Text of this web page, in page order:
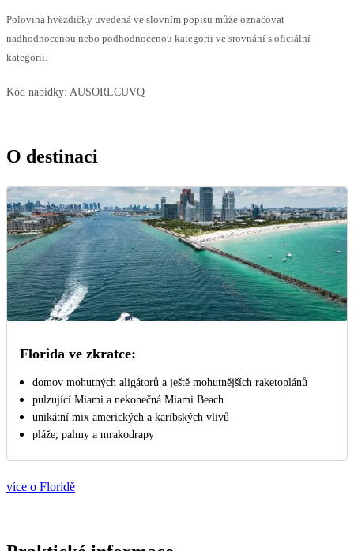
Polovina hvězdičky uvedená ve slovním popisu může označovat
nadhodnocenou nebo podhodnocenou kategorii ve srovnání s oficiální
kategorií.
Kód nabídky: AUSORLCUVQ
O destinaci
Florida ve zkratce:
domov mohutných aligátorů a ještě mohutnějších raketoplánů
pulzující Miami a nekonečná Miami Beach
unikátní mix amerických a karibských vlivů
pláže, palmy a mrakodrapy
více o Floridě